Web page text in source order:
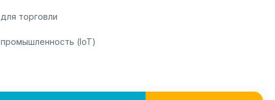
для торговли
промышленность (IoT)